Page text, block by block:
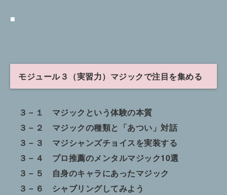
■
モジュール３（実習力）マジックで注目を集める
３－１ マジックという体験の本質
３－２ マジックの種類と「あつい」対話
３－３ マジシャンズチョイスを実装する
３－４ プロ推薦のメンタルマジック10選
３－５ 自身のキャラにあったマジック
３－６ シャブリングしてみよう